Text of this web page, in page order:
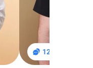
127 отзывов